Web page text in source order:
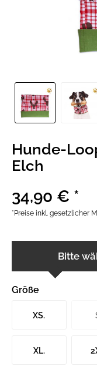
Hunde-
Elch
34,90 € *
*Preise inkl. gesetzlicher
Bitte
Größe
XS.
XL.